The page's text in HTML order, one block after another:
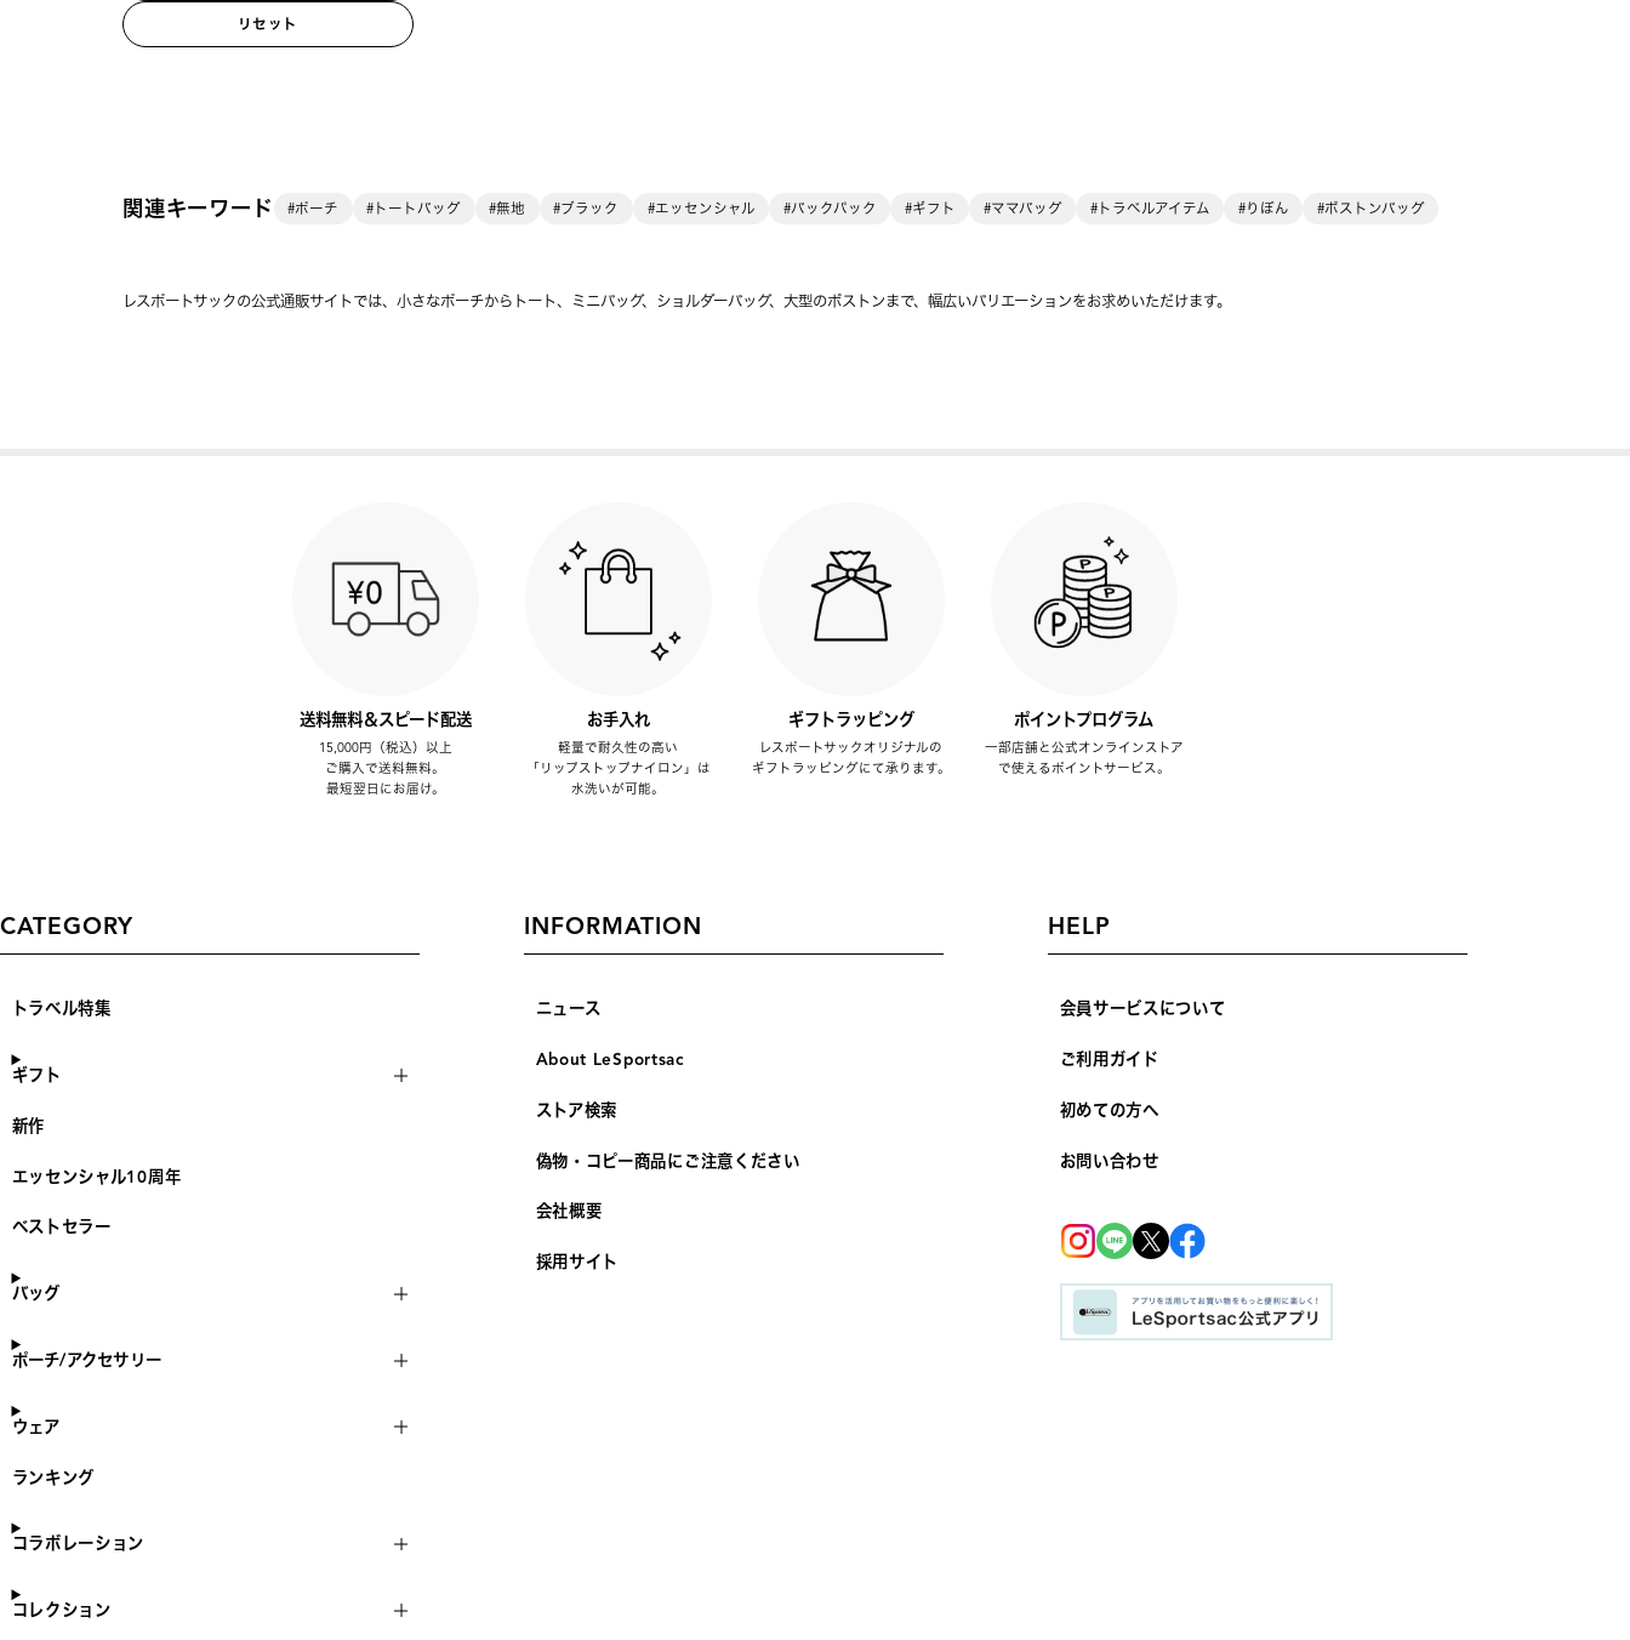
リセット
関連キーワード #ポーチ #トートバッグ #無地 #ブラック #エッセンシャル #バックパック #ギフト #ママバッグ #トラベルアイテム #りぼん #ボストンバッグ
レスポートサックの公式通販サイトでは、小さなポーチからトート、ミニバッグ、ショルダーバッグ、大型のボストンまで、幅広いバリエーションをお求めいただけます。
送料無料＆スピード配送
15,000円（税込）以上
ご購入で送料無料。
最短翌日にお届け。
お手入れ
軽量で耐久性の高い
「リップストップナイロン」は
水洗いが可能。
ギフトラッピング
レスポートサックオリジナルの
ギフトラッピングにて承ります。
ポイントプログラム
一部店舗と公式オンラインストア
で使えるポイントサービス。
CATEGORY
トラベル特集
ギフト
新作
エッセンシャル10周年
ベストセラー
バッグ
ポーチ/アクセサリー
ウェア
ランキング
コラボレーション
コレクション
INFORMATION
ニュース
About LeSportsac
ストア検索
偽物・コピー商品にご注意ください
会社概要
採用サイト
HELP
会員サービスについて
ご利用ガイド
初めての方へ
お問い合わせ